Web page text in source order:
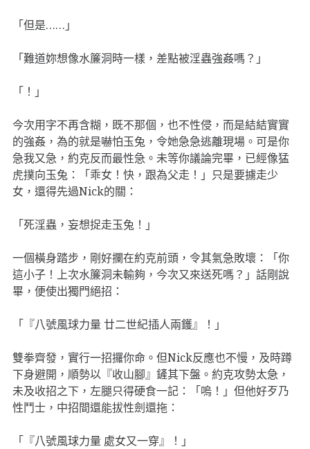
「但是……」
「難道妳想像水簾洞時一樣，差點被淫蟲強姦嗎？」
「！」
今次用字不再含糊，既不那個，也不性侵，而是結結實實
的強姦，為的就是嚇怕玉兔，令她急急逃離現場。可是你
急我又急，約克反而最性急。未等你議論完畢，已經像猛
虎撲向玉兔：「乖女！快，跟為父走！」只是要擄走少
女，還得先過Nick的關：
「死淫蟲，妄想捉走玉兔！」
一個橫身踏步，剛好攔在約克前頭，令其氣急敗壞：「你
這小子！上次水簾洞未輸夠，今次又來送死嗎？」話剛說
畢，便使出獨門絕招：
「『八號風球力量 廿二世紀插人兩鑊』！」
雙拳齊發，實行一招攞你命。但Nick反應也不慢，及時蹲
下身避開，順勢以『收山腳』鏟其下盤。約克攻勢太急，
未及收招之下，左腿只得硬食一記：「嗚！」但他好歹乃
性鬥士，中招間還能拔性劍還拖：
「『八號風球力量 處女又一穿』！」